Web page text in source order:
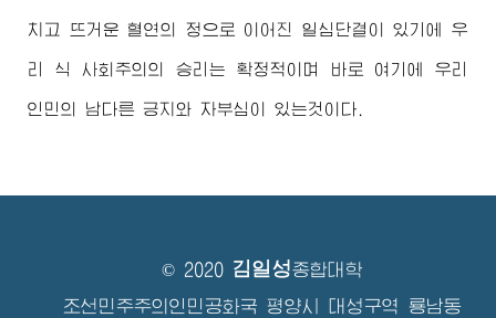
치고 뜨거운 혈연의 정으로 이어진 일심단결이 있기에 우
리 식 사회주의의 승리는 확정적이며 바로 여기에 우리
인민의 남다른 긍지와 자부심이 있는것이다.
© 2020 김일성종합대학
조선민주주의인민공화국 평양시 대성구역 룡남동